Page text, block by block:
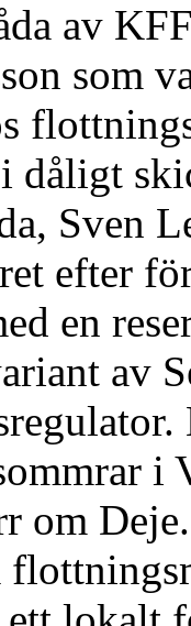
av
som
dåligt
Sven
efter
en
av
i
om